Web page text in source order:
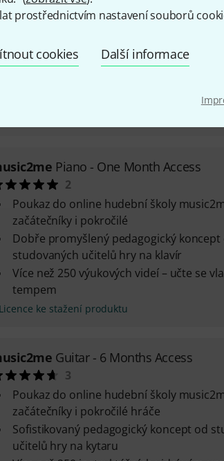
prostřednictvím nastavení souborů
cookies Další informace
Poukaz do online hudební školy
Dobře promyšlený pedagogický koncept
zkušených učitelů hry na kytaru
Piano - One Month Access
2
Poukaz do online hudební školy
začátečníky i pokročilé
Dobře promyšlený pedagogický koncept
studovaných učitelů hry na klavír
Více než 250 výukových videí – učte se
tempem
ke stažení produktu
Guitar - 6 Months Access
3
Poukaz do online hudební školy
začátečníky i pokročilé hráče
Sofistikovaný pedagogický koncept od
učitelů hry na kytaru